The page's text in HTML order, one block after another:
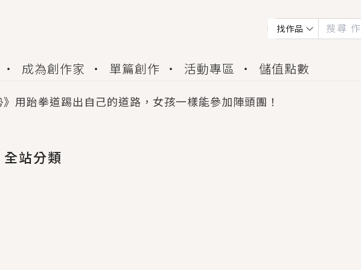
找作品
成為創作家 單篇創作 活動專區 儲值點數
用跆拳道踢出自己的道路，女孩一樣能參加陣頭團！
首選！有機會獲得豐富廣宣資源、專屬服務與獨享福利！
提的，二婚嫁大佬，你哭什麼？》追妻火葬場！前夫失憶移情別戀，
世界》炎熱的夏日、檸檬的香氣、互相愛慕的兩位少女，今夏最推純愛
！特殊費洛蒙體質世界觀，無法抗拒的吸引力，已中毒Σ>―(〃°ω°〃
鬼店》上班族買了房子模型，但現實中買下的竟是屬於他的停屍櫃？！
人心中都有一個連自己也無法改變的永恆， 他的一生將不由自主追
全站分類